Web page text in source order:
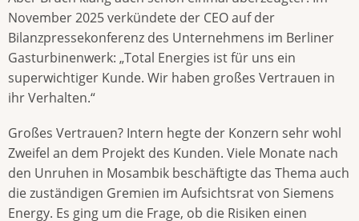
November 2025 verkündete der CEO auf der
Bilanzpressekonferenz des Unternehmens im Berliner
Gasturbinenwerk: „Total Energies ist für uns ein
superwichtiger Kunde. Wir haben großes Vertrauen in
ihr Verhalten.“
Großes Vertrauen? Intern hegte der Konzern sehr wohl
Zweifel an dem Projekt des Kunden. Viele Monate nach
den Unruhen in Mosambik beschäftigte das Thema auch
die zuständigen Gremien im Aufsichtsrat von Siemens
Energy. Es ging um die Frage, ob die Risiken einen